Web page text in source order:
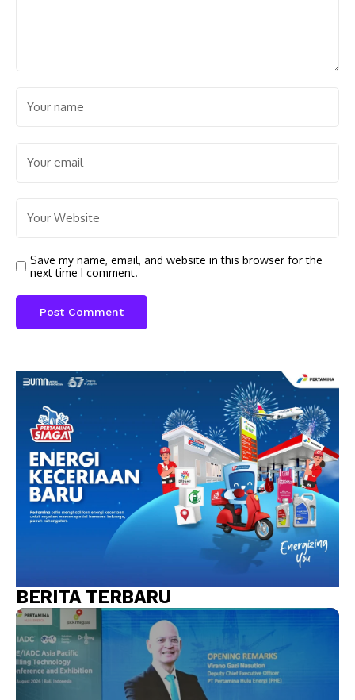
Save my name, email, and website in this browser for the
next time I comment.
BERITA TERBARU